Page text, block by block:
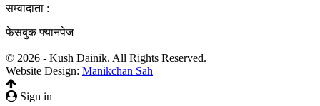
सम्वादाता :
फेसबुक फ्यानपेज
© 2026 - Kush Dainik. All Rights Reserved.
Website Design: Manikchan Sah
Sign in